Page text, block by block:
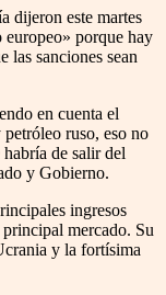
dijeron este martes
europeo» porque hay
las sanciones sean
en cuenta el
ruso, eso no
de salir del
y Gobierno.
ingresos
mercado. Su
y la fortísima